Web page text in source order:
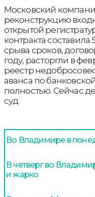
Московский
реконструкцию
открытой
контракта
срыва сроков,
году, расторгли в
реестр
аванса по
полностью. Сейчас
суд.
Во Владимире в
В четверг во
и жарко